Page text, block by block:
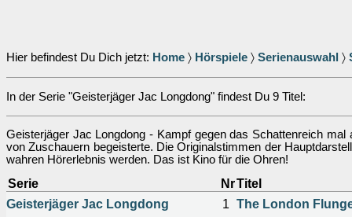
Hier befindest Du Dich jetzt: Home 〉 Hörspiele 〉 Serienauswahl 〉
In der Serie "Geisterjäger Jac Longdong" findest Du 9 Titel:
Geisterjäger Jac Longdong - Kampf gegen das Schattenreich
von Zuschauern begeisterte. Die Originalstimmen der
wahren Hörerlebnis werden. Das ist Kino für die Ohren!
Serie NrTitel
Geisterjäger Jac Longdong
1 The London